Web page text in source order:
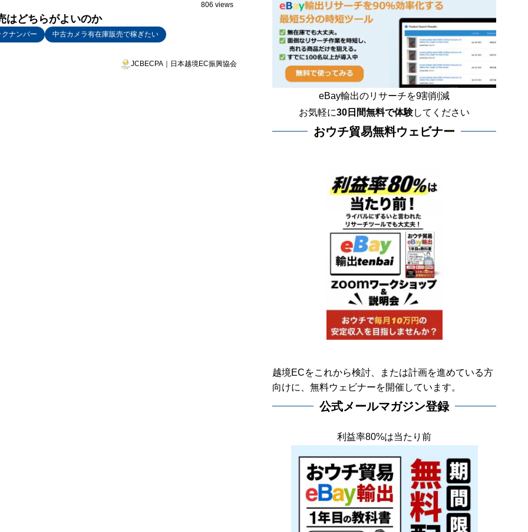
806 views
はどちらがよいのか
クナンバー
中古カメラ有在庫販売で稼ぎたい
JCBECPA｜日本越境EC振興協会
eBay輸出のリサーチを9割削減
お気軽に30日間無料で体験してください
おウチ貿易無料ウェビナー
越境ECをこれから検討、または計画を進めている方
向けに、無料ウェビナーを開催しています。
公式メールマガジン登録
利益率80%は当たり前